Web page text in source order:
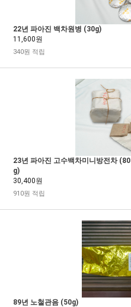
22년 파아진 백차원병 (30g)
11,600원
340원 적립
23년 파아진 고수백차미니방전차 (80
g)
30,400원
910원 적립
89년 노철관음 (50g)